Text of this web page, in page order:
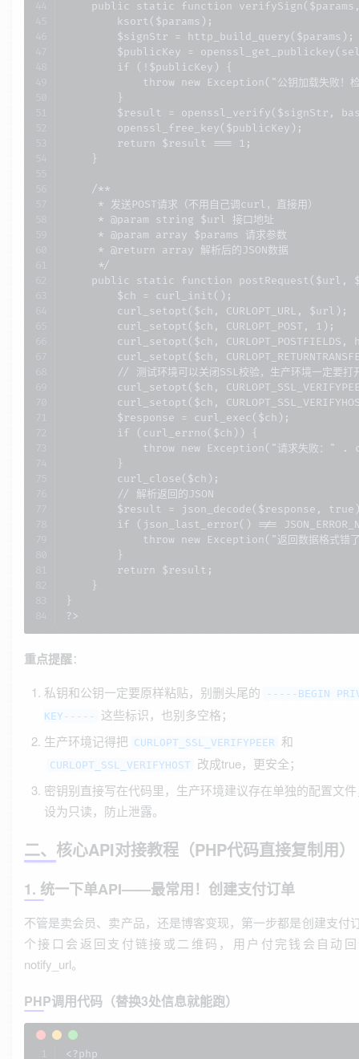
public static function
        ksort($params);
        $signStr = http_build_query($params);
$publicKey =
        if (!$publicKey) {
throw new Exception("公钥加载失败！检
        }
$result = openssl_verify($signStr,
        openssl_free_key($publicKey);
        return $result === 1;
    }
    /**
     * 发送POST请求（不用自己调curl，直接用）
     * @param string $url 接口地址
     * @param array $params 请求参数
     * @return array 解析后的JSON数据
     */
public static function postRequest($url,
        $ch = curl_init();
        curl_setopt($ch, CURLOPT_URL, $url);
        curl_setopt($ch, CURLOPT_POST, 1);
curl_setopt($ch, CURLOPT_POSTFIELDS,
curl_setopt($ch,
// 测试环境可以关闭SSL校验，生产环境一定要打
curl_setopt($ch,
curl_setopt($ch,
        $response = curl_exec($ch);
        if (curl_errno($ch)) {
throw new Exception("请求失败：" .
        }
        curl_close($ch);
        // 解析返回的JSON
$result = json_decode($response,
if (json_last_error() !==
throw new Exception("返回数据格式错
        }
        return $result;
    }
}
?>
重点提醒：
私钥和公钥一定要原样粘贴，别删头尾的
-----BEGIN
KEY-----
这些标识，也别多空格；
生产环境记得把 CURLOPT_SSL_VERIFYPEER 和
CURLOPT_SSL_VERIFYHOST 改成true，更安全；
密钥别直接写在代码里，生产环境建议存在单独的配置文
设为只读，防止泄露。
二、核心API对接教程（PHP代码直接复制用）
1. 统一下单API——最常用！创建支付订单
不管是卖会员、卖产品，还是博客变现，第一步都是创建支付
个接口会返回支付链接或二维码，用户付完钱会自动
notify_url。
PHP调用代码（替换3处信息就能跑）
<?php